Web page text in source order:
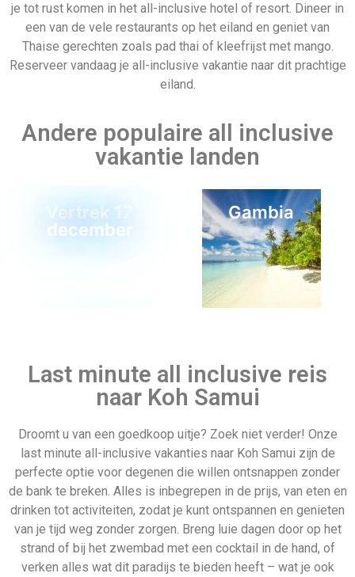
je tot rust komen in het all-inclusive hotel of resort. Dineer in
een van de vele restaurants op het eiland en geniet van
Thaise gerechten zoals pad thai of kleefrijst met mango.
Reserveer vandaag je all-inclusive vakantie naar dit prachtige
eiland.
Andere populaire all inclusive
vakantie landen
Vertrek 17
december
Gambia
Last minute 3 mei Huwelijksreis
Last minute all inclusive reis
naar Koh Samui
Droomt u van een goedkoop uitje? Zoek niet verder! Onze
last minute all-inclusive vakanties naar Koh Samui zijn de
perfecte optie voor degenen die willen ontsnappen zonder
de bank te breken. Alles is inbegrepen in de prijs, van eten en
drinken tot activiteiten, zodat je kunt ontspannen en genieten
van je tijd weg zonder zorgen. Breng luie dagen door op het
strand of bij het zwembad met een cocktail in de hand, of
verken alles wat dit paradijs te bieden heeft – wat je ook